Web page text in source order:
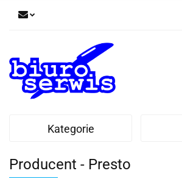
Kategorie
Producent - Presto